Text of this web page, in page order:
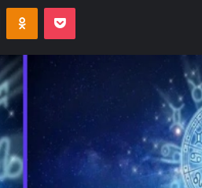
VKontakteOdnoklassniki
Pocket